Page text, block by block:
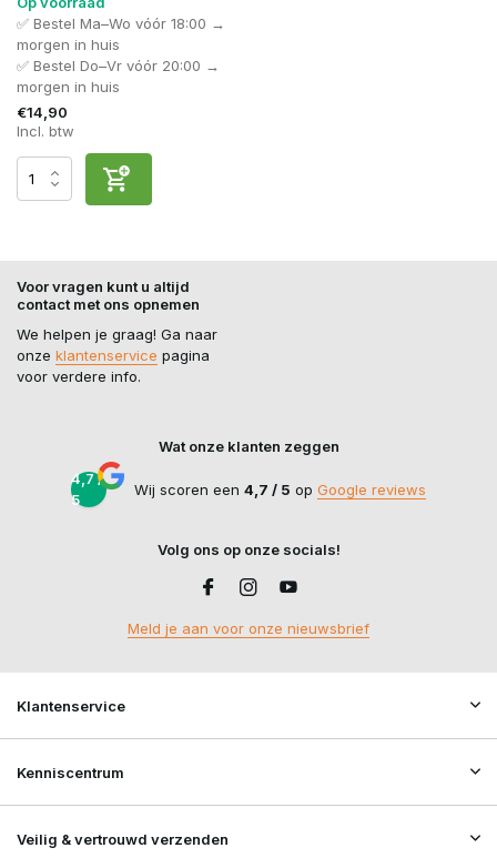
✅ Bestel Ma–Wo vóór 18:00 →
morgen in huis
✅ Bestel Do–Vr vóór 20:00 →
morgen in huis
€14,90
Incl. btw
Voor vragen kunt u altijd
contact met ons opnemen
We helpen je graag! Ga naar
onze klantenservice pagina
voor verdere info.
Wat onze klanten zeggen
4,7 /
5
Wij scoren een 4,7 / 5 op Google reviews
Volg ons op onze socials!
Meld je aan voor onze nieuwsbrief
Klantenservice
Kenniscentrum
Veilig & vertrouwd verzenden